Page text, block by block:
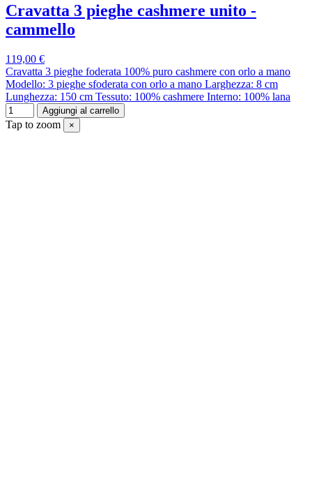
Cravatta 3 pieghe cashmere unito -
cammello
119,00 €
Cravatta 3 pieghe foderata 100% puro cashmere con orlo a mano
Modello: 3 pieghe sfoderata con orlo a mano Larghezza: 8 cm
Lunghezza: 150 cm Tessuto: 100% cashmere Interno: 100% lana
Aggiungi al carrello
Tap to zoom ×